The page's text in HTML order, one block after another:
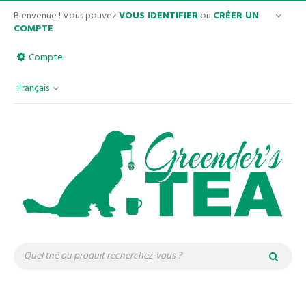
Bienvenue ! Vous pouvezVOUS IDENTIFIERou CRÉER UN
COMPTE
Compte
Français